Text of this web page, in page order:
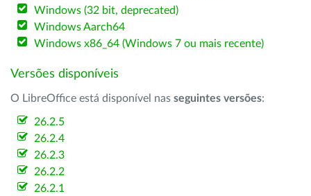
Windows (32 bit, deprecated)
Windows Aarch64
Windows x86_64 (Windows 7 ou mais recente)
Versões disponíveis
O LibreOffice está disponível nas seguintes versões:
26.2.5
26.2.4
26.2.3
26.2.2
26.2.1